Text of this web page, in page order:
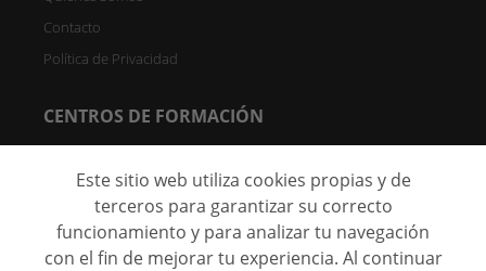
Contacto
Política de Privacidad
CENTROS DE FORMACIÓN
Registrar Centro (FREE)
C/ Faraday, 7 - Oficina 004D Parque Científico de Madrid -
28049 Madrid, España
Este sitio web utiliza cookies propias y de
terceros para garantizar su correcto
funcionamiento y para analizar tu navegación
con el fin de mejorar tu experiencia. Al continuar